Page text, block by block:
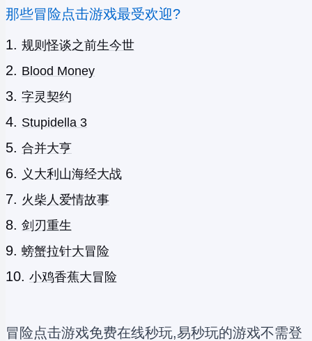
那些冒险点击游戏最受欢迎?
规则怪谈之前生今世
Blood Money
字灵契约
Stupidella 3
合并大亨
义大利山海经大战
火柴人爱情故事
剑刃重生
螃蟹拉针大冒险
小鸡香蕉大冒险
冒险点击游戏免费在线秒玩,易秒玩的游戏不需登